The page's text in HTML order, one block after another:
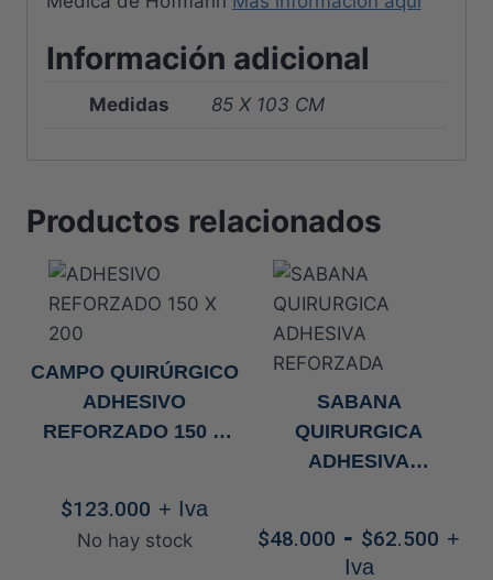
Información adicional
Medidas 85 X 103 CM
Productos relacionados
CAMPO QUIRÚRGICO
ADHESIVO
REFORZADO 150 X
$123.000 + Iva
No hay stock
SABANA
QUIRURGICA
ADHESIVA
$48.000 - $62.500 +
Iva